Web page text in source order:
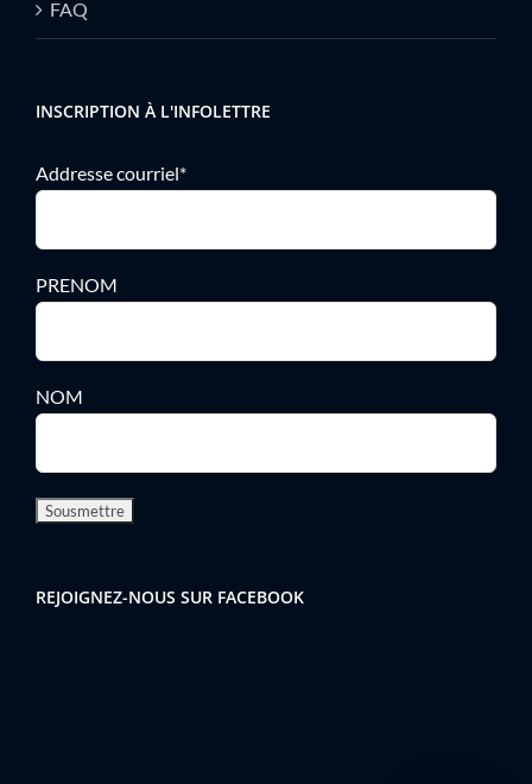
FAQ
INSCRIPTION À L'INFOLETTRE
Addresse courriel*
PRENOM
NOM
REJOIGNEZ-NOUS SUR FACEBOOK